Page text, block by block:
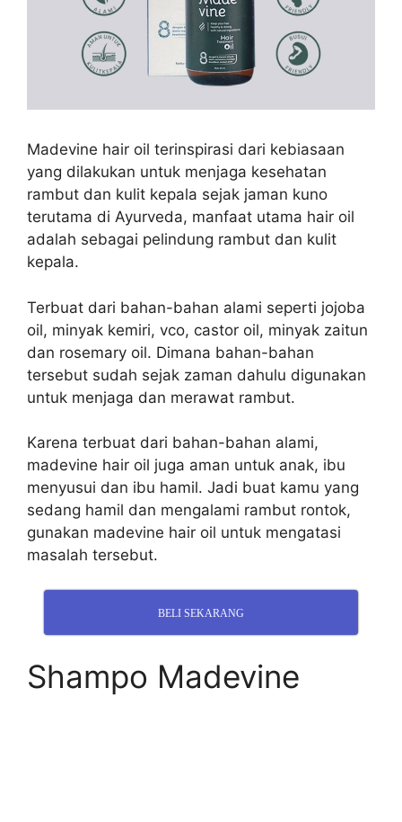
Madevine hair oil terinspirasi dari kebiasaan
yang dilakukan untuk menjaga kesehatan
rambut dan kulit kepala sejak jaman kuno
terutama di Ayurveda, manfaat utama hair oil
adalah sebagai pelindung rambut dan kulit
kepala.
Terbuat dari bahan-bahan alami seperti jojoba
oil, minyak kemiri, vco, castor oil, minyak zaitun
dan rosemary oil. Dimana bahan-bahan
tersebut sudah sejak zaman dahulu digunakan
untuk menjaga dan merawat rambut.
Karena terbuat dari bahan-bahan alami,
madevine hair oil juga aman untuk anak, ibu
menyusui dan ibu hamil. Jadi buat kamu yang
sedang hamil dan mengalami rambut rontok,
gunakan madevine hair oil untuk mengatasi
masalah tersebut.
BELI SEKARANG
Shampo Madevine